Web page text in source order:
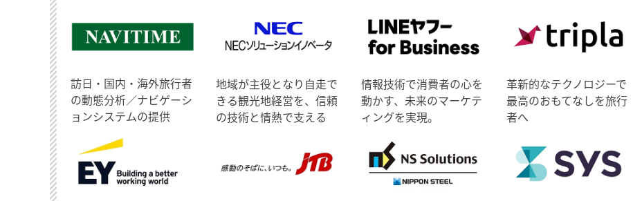
訪日・国内・海外旅行者
の動態分析／ナビゲーシ
ョンシステムの提供
地域が主役となり自走で
きる観光地経営を、信頼
の技術と情熱で支える
情報技術で消費者の心を
動かす、未来のマーケテ
ィングを実現。
革新的なテクノロジーで
最高のおもてなしを旅行
者へ